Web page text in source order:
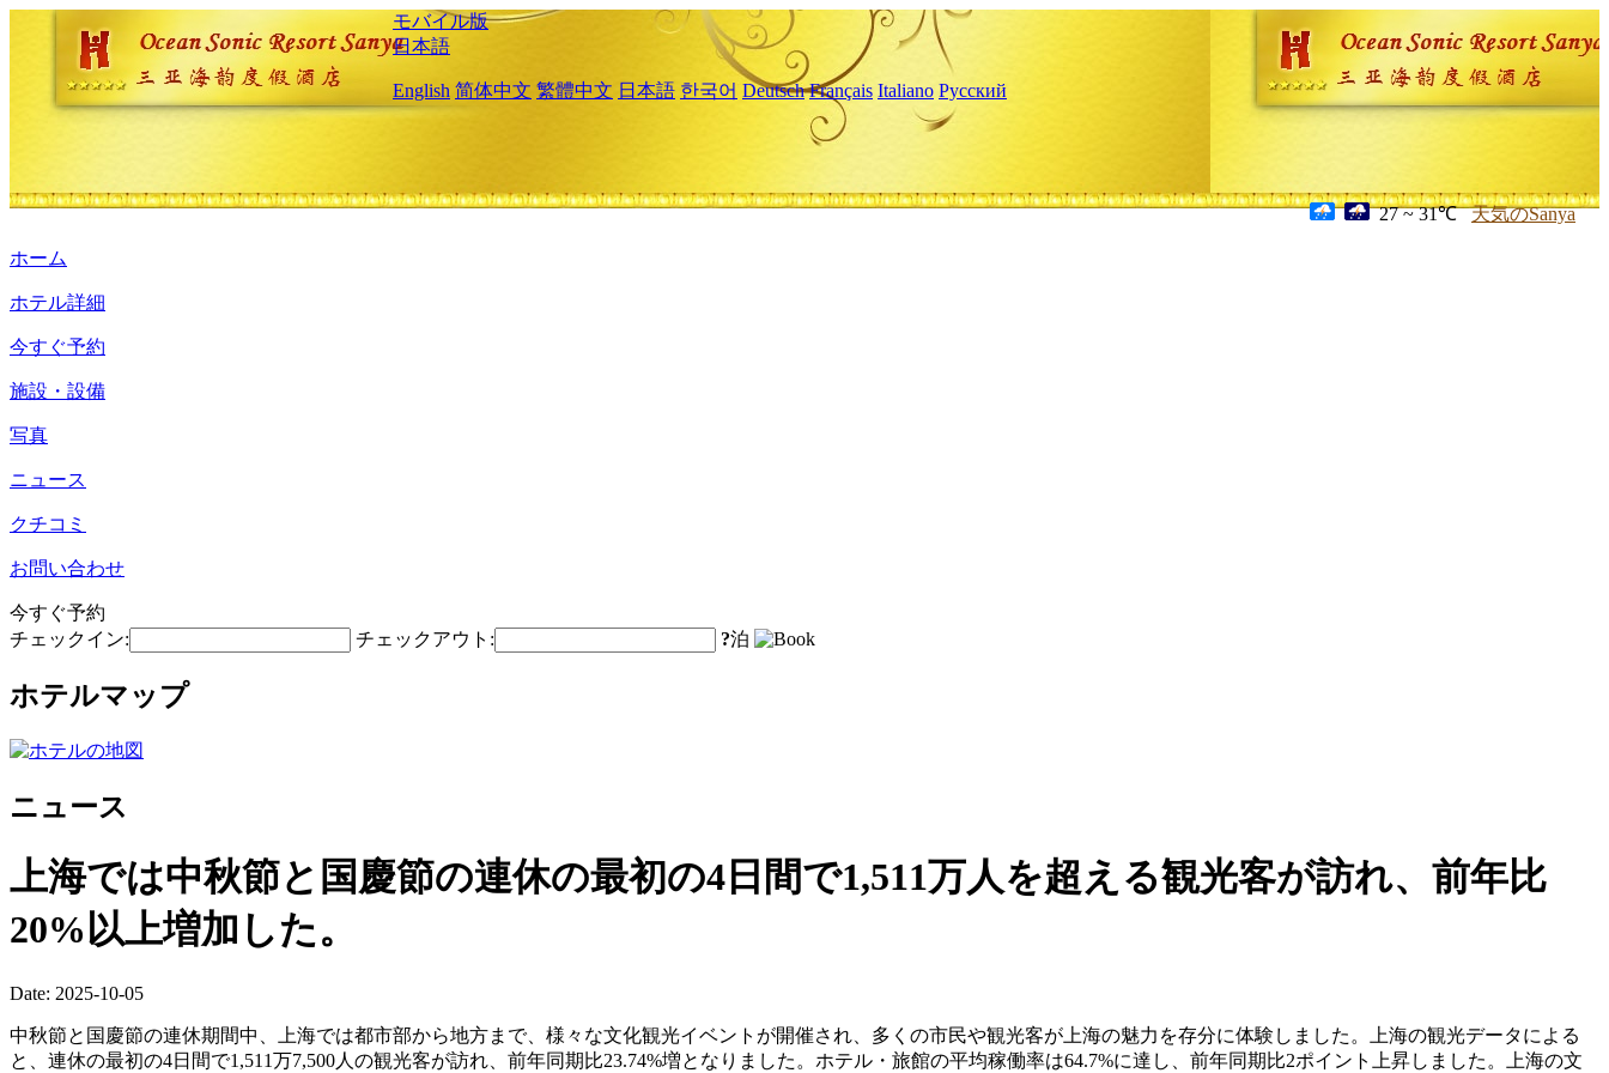
モバイル版
日本語
English 简体中文 繁體中文 日本語 한국어 Deutsch Français Italiano Русский
27 ~ 31℃ 天気のSanya
ホーム
ホテル詳細
今すぐ予約
施設・設備
写真
ニュース
クチコミ
お問い合わせ
今すぐ予約
チェックイン:
チェックアウト: ?泊
ホテルマップ
ニュース
上海では中秋節と国慶節の連休の最初の4日間で1,511万人を超える観光客が訪れ、前年比
20%以上増加した。
Date: 2025-10-05
中秋節と国慶節の連休期間中、上海では都市部から地方まで、様々な文化観光イベントが開催され、多くの市民や観光客が上海の魅力を存分に体験しました。上海の観光データによる
と、連休の最初の4日間で1,511万7,500人の観光客が訪れ、前年同期比23.74%増となりました。ホテル・旅館の平均稼働率は64.7%に達し、前年同期比2ポイント上昇しました。上海の文